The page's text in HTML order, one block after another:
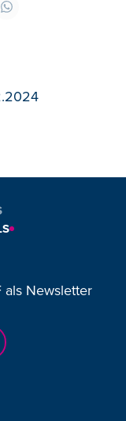
als Newsletter